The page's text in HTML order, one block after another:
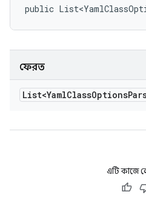
public
ফেরত
List<YamlClassOptions
এটি কাজে